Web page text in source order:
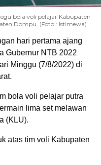
bola voli pelajar Kabupaten
Dompu. (Foto : Istimewa)
hari pertama ajang
Gubernur NTB 2022
Minggu (7/8/2022) di
bola voli pelajar putra
lima set melawan
(KLU).
atas tim voli Kabupaten